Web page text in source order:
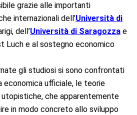
grazie alle importanti
internazionali dell’Università di
dell’Università di Saragozza e
Luch e al sostegno economico
gli studiosi si sono confrontati
economica ufficiale, le teorie
che apparentemente
in modo concreto allo sviluppo